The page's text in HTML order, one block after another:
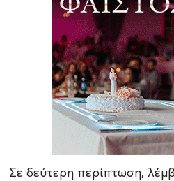
Σε δεύτερη περίπτωση,